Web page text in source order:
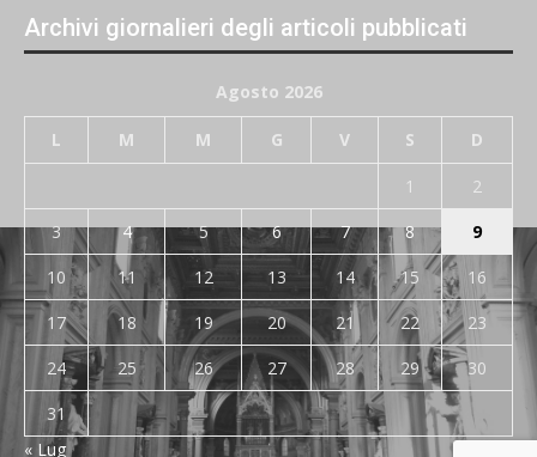
Archivi giornalieri degli articoli pubblicati
Agosto 2026
L M M G V S D
1
2
3
4 5 6 7 8
9
10
11 12 13 14 15
16
17
18 19 20 21 22
23
24
25 26 27 28 29
30
31
« Lug